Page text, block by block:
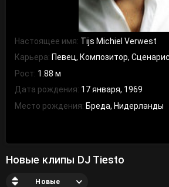
Настоящее имя: Tijs Michiel Verwest
Карьера: Певец, Композитор,
Рост: 1.88 м
Дата рождения: 17 января, 1969
Место рождения:Бреда, Нидерланды
Новые клипы DJ Tiesto
Новые